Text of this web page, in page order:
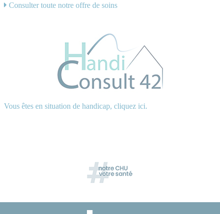
Consulter toute notre offre de soins
Vous êtes en situation de handicap, cliquez ici.